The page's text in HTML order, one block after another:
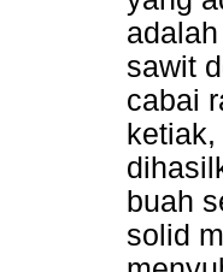
sawit
cabai
buah
solid